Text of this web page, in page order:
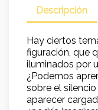
Descripción
Hay ciertos
figuración, que
iluminados por
¿Podemos
sobre el
aparecer